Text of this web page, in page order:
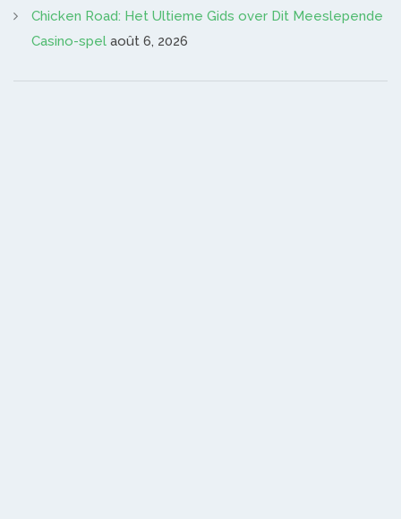
Chicken Road: Het Ultieme Gids over Dit Meeslepende
Casino-spel août 6, 2026